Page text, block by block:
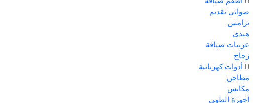
صواني تقديم
ترامس
هندي
عربيات ضيافة
زجاج
أدوات كهربائية
مطاحن
مكانس
أجهزة الطهي